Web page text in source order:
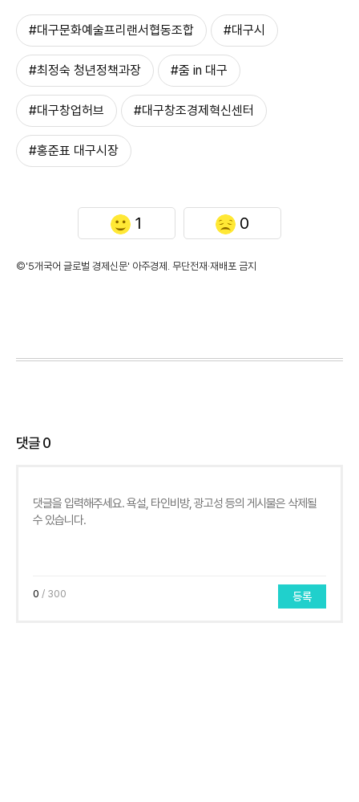
#대구문화예술프리랜서협동조합 #대구시
#최정숙 청년정책과장 #줌 in 대구
#대구창업허브 #대구창조경제혁신센터
#홍준표 대구시장
1 0
©'5개국어 글로벌 경제신문' 아주경제. 무단전재·재배포 금지
댓글0
0 / 300 등록